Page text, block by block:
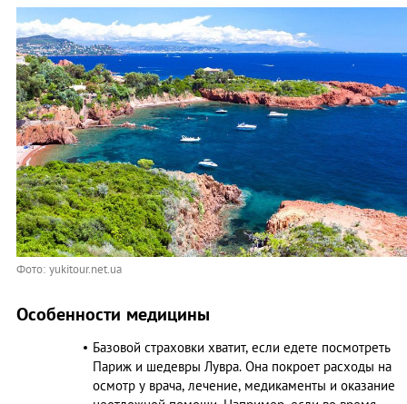
Фото: yukitour.net.ua
Особенности медицины
Базовой страховки хватит, если едете посмотреть
Париж и шедевры Лувра. Она покроет расходы на
осмотр у врача, лечение, медикаменты и оказание